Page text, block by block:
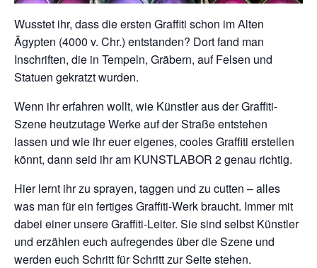
Wusstet ihr, dass die ersten Graffiti schon im Alten
Ägypten (4000 v. Chr.) entstanden? Dort fand man
Inschriften, die in Tempeln, Gräbern, auf Felsen und
Statuen gekratzt wurden.
Wenn ihr erfahren wollt, wie Künstler aus der Graffiti-
Szene heutzutage Werke auf der Straße entstehen
lassen und wie ihr euer eigenes, cooles Graffiti erstellen
könnt, dann seid ihr am KUNSTLABOR 2 genau richtig.
Hier lernt ihr zu sprayen, taggen und zu cutten – alles
was man für ein fertiges Graffiti-Werk braucht. Immer mit
dabei einer unsere Graffiti-Leiter. Sie sind selbst Künstler
und erzählen euch aufregendes über die Szene und
werden euch Schritt für Schritt zur Seite stehen.